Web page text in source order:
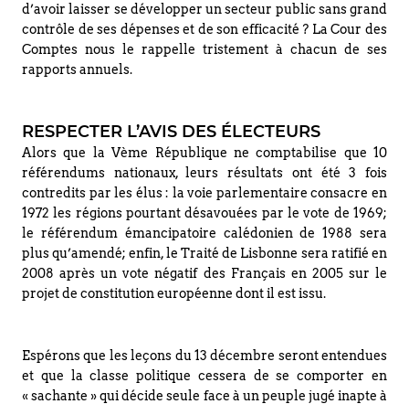
d’avoir laisser se développer un secteur public sans grand
contrôle de ses dépenses et de son efficacité ? La Cour des
Comptes nous le rappelle tristement à chacun de ses
rapports annuels.
RESPECTER L’AVIS DES ÉLECTEURS
Alors que la Vème République ne comptabilise que 10
référendums nationaux, leurs résultats ont été 3 fois
contredits par les élus : la voie parlementaire consacre en
1972 les régions pourtant désavouées par le vote de 1969;
le référendum émancipatoire calédonien de 1988 sera
plus qu’amendé; enfin, le Traité de Lisbonne sera ratifié en
2008 après un vote négatif des Français en 2005 sur le
projet de constitution européenne dont il est issu.
Espérons que les leçons du 13 décembre seront entendues
et que la classe politique cessera de se comporter en
« sachante » qui décide seule face à un peuple jugé inapte à